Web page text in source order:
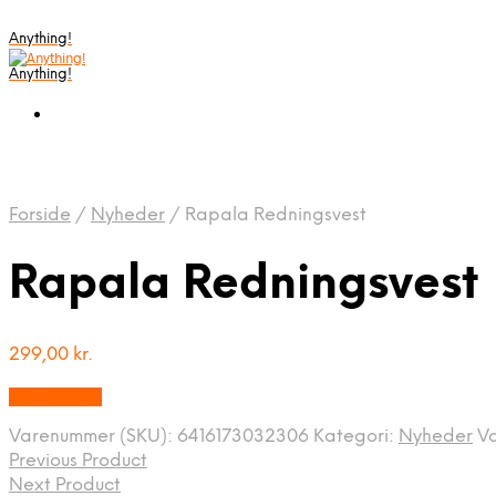
Anything!
Anything!
Forside / Nyheder / Rapala Redningsvest
Rapala Redningsvest
299,00 kr.
Varenummer (SKU): 6416173032306 Kategori: Nyheder
Previous Product
Next Product